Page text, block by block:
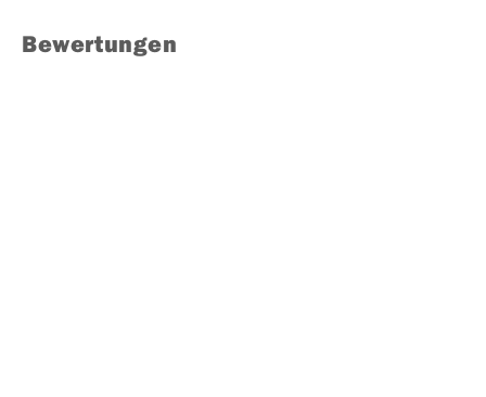
Bewertungen